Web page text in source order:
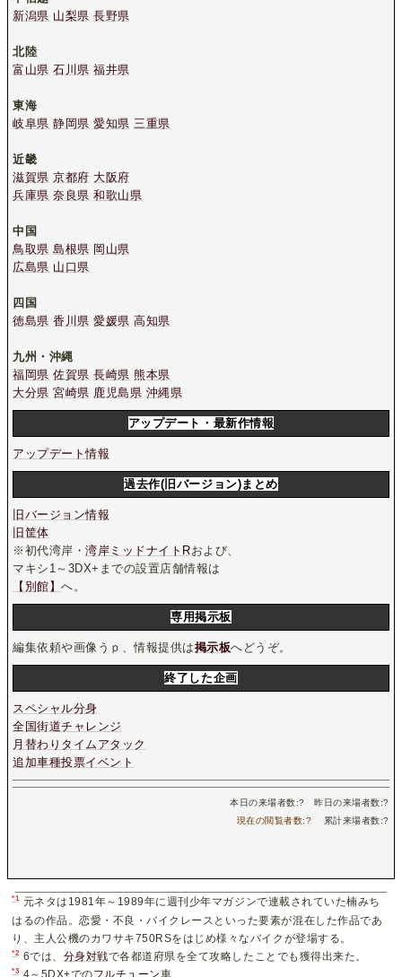
新潟県 山梨県 長野県
北陸
富山県 石川県 福井県
東海
岐阜県 静岡県 愛知県 三重県
近畿
滋賀県 京都府 大阪府
兵庫県 奈良県 和歌山県
中国
鳥取県 島根県 岡山県
広島県 山口県
四国
徳島県 香川県 愛媛県 高知県
九州・沖縄
福岡県 佐賀県 長崎県 熊本県
大分県 宮崎県 鹿児島県 沖縄県
アップデート・最新作情報
アップデート情報
過去作(旧バージョン)まとめ
旧バージョン情報
旧筐体
※初代湾岸・湾岸ミッドナイトRおよび、
マキシ1～3DX+までの設置店舗情報は
【別館】へ。
専用掲示板
編集依頼や画像うｐ、情報提供は掲示板へどうぞ。
終了した企画
スペシャル分身
全国街道チャレンジ
月替わりタイムアタック
追加車種投票イベント
本日の来場者数:? 昨日の来場者数:?
現在の閲覧者数:? 累計来場者数:?
*1 元ネタは1981年～1989年に週刊少年マガジンで連載されていた楠みち
はるの作品。恋愛・不良・バイクレースといった要素が混在した作品であ
り、主人公機のカワサキ750RSをはじめ様々なバイクが登場する。
*2 6では、 分身対戦で各都道府県を全て攻略したことでも獲得出来た。
*3 4～5DX+でのフルチューン車